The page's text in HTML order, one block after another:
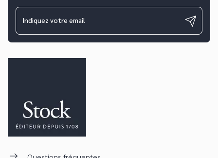
Indiquez votre email